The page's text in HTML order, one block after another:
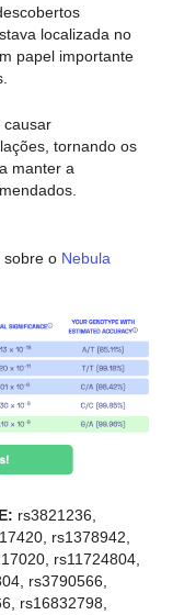
localizada no
papel importante
causar
tornando os
manter a
sobre o Nebula
rs3821236,
rs1378942,
rs11724804,
rs3790566,
rs16832798,